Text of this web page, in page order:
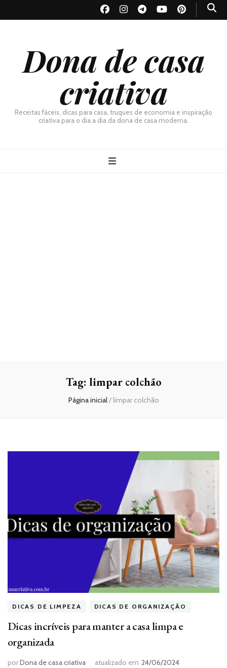
Dona de casa
criativa
Receitas fáceis, dicas para casa, truques de economia e inspiração
criativa para o dia a dia da dona de casa moderna.
Tag: limpar colchão
Página inicial/ limpar colchão
DICAS DE LIMPEZA DICAS DE ORGANIZAÇÃO
Dicas incríveis para manter a casa limpa e
organizada
porDona de casa criativa atualizado em 24/06/2024